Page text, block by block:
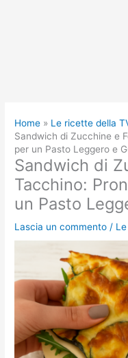
Home
Le ricette della
Sandwich di Zucchine e
per un Pasto Leggero e
Sandwich di
Tacchino:
un Pasto
Lascia un commento /